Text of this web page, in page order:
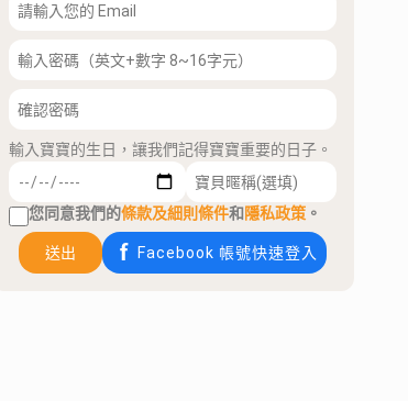
輸入寶寶的生日，讓我們記得寶寶重要的日子。
您同意我們的條款及細則條件和隱私政策 。
送出 Facebook 帳號快速登入